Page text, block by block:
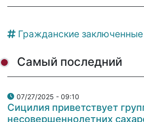
Гражданские заключенные
Самый последний
07/27/2025 - 09:10
Сицилия приветствует
несовершеннолетних